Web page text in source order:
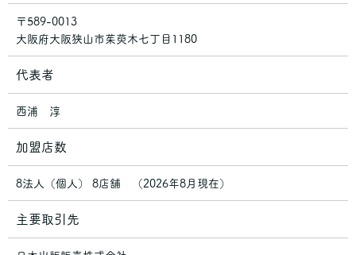
〒589-0013
大阪府大阪狭山市茱萸木七丁目1180
代表者
西浦 淳
加盟店数
8法人（個人） 8店舗 （2026年8月現在）
主要取引先